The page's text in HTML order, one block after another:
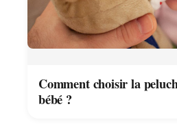
Comment choisir la
bébé ?